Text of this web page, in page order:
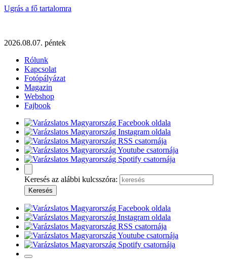
Ugrás a fő tartalomra
2026.08.07. péntek
Rólunk
Kapcsolat
Fotópályázat
Magazin
Webshop
Fajbook
Keresés az alábbi kulcsszóra: